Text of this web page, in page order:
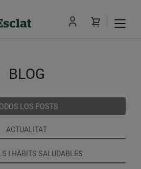
BLOG
LOS POSTS
ACTUALITAT
I HÀBITS SALUDABLES